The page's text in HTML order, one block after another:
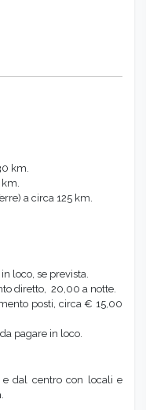
km.
a circa 125 km.
loco, se prevista.
diretto, 20,00 a notte.
posti, circa € 15,00
pagare in loco.
dal centro con locali e